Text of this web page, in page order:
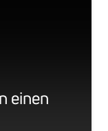
einen